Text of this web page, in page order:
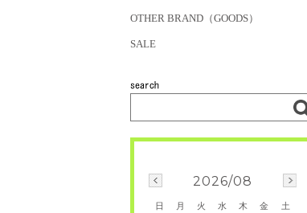
OTHER BRAND（GOODS）
SALE
2026/08
日 月 火 水 木 金
土